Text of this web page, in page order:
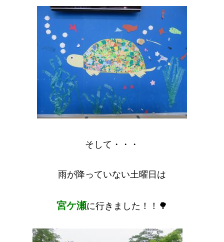
そして・・・
雨が降っていない土曜日は
宮ケ瀬に行きました！！🌳